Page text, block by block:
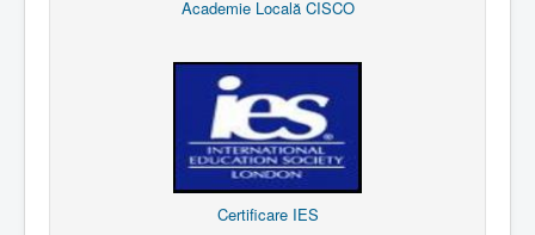
Academie Locală CISCO
Certificare IES